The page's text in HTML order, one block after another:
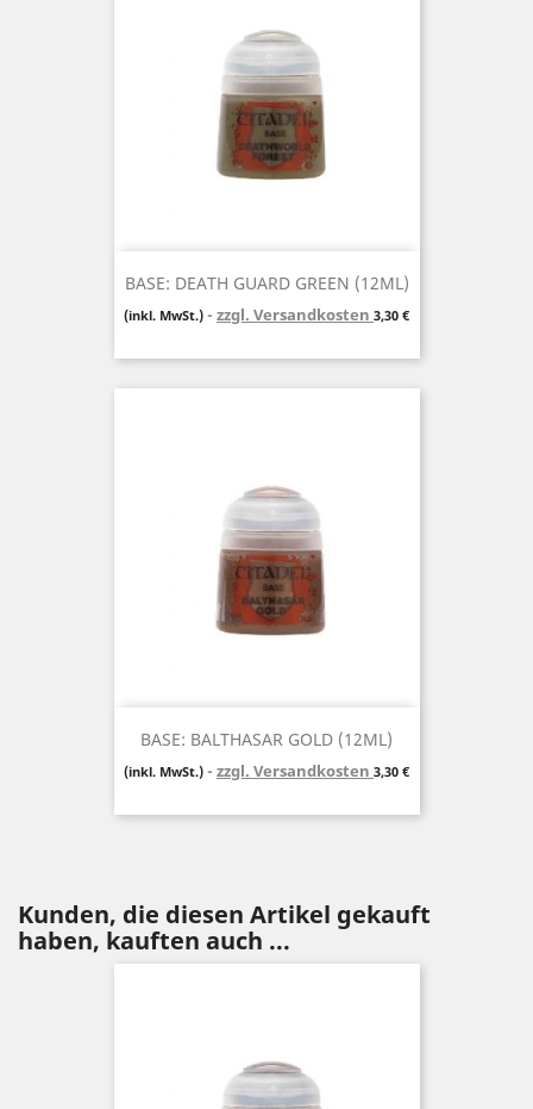
BASE: DEATH GUARD GREEN (12ML)
(inkl. MwSt.) zzgl. Versandkosten Preis
3,30 €
BASE: BALTHASAR GOLD (12ML)
(inkl. MwSt.) zzgl. Versandkosten Preis
3,30 €
Kunden, die diesen Artikel gekauft
haben, kauften auch ...